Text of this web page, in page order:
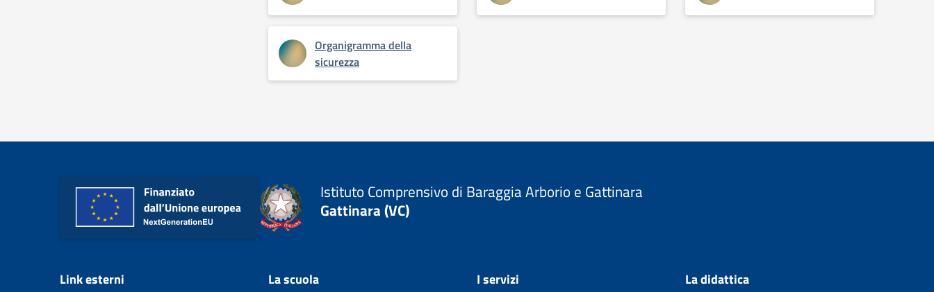
Organigramma della
sicurezza
Istituto Comprensivo di Baraggia Arborio e Gattinara
Gattinara (VC)
Link esterni La scuola I servizi La didattica